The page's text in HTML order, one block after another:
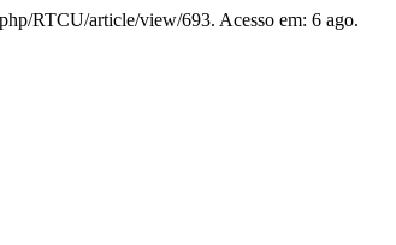
RTCU/article/view/693. Acesso em: 6 ago.